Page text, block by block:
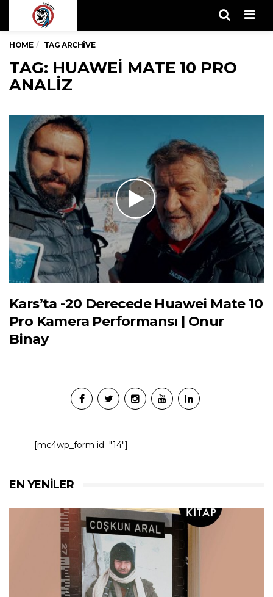
HOME TAG ARCHIVE
TAG: HUAWEI MATE 10 PRO
ANALIZ
Kars’ta -20 Derecede Huawei Mate 10
Pro Kamera Performansı | Onur
Binay
[mc4wp_form id="14"]
EN YENILER